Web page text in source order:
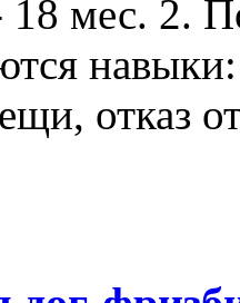
18 мес. 2.
отказ